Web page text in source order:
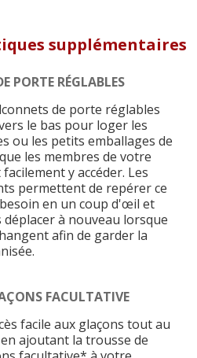
supplémentaires
PORTE RÉGLABLES
de porte réglables
le bas pour loger les
ou les petits emballages de
les membres de votre
y accéder. Les
permettent de repérer ce
en un coup d'œil et
déplacer à nouveau lorsque
afin de garder la
FACULTATIVE
facile aux glaçons tout au
ajoutant la trousse de